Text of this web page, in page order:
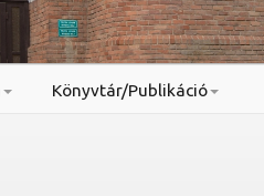
Könyvtár/Publikáció